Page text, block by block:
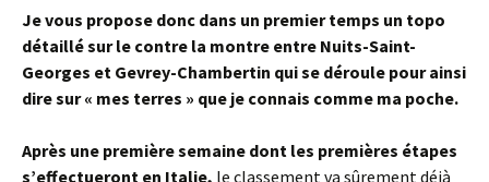
Je vous propose donc dans un premier temps un topo
détaillé sur le contre la montre entre Nuits-Saint-
Georges et Gevrey-Chambertin qui se déroule pour ainsi
dire sur « mes terres » que je connais comme ma poche.
Après une première semaine dont les premières étapes
s’effectueront en Italie, le classement va sûrement déjà